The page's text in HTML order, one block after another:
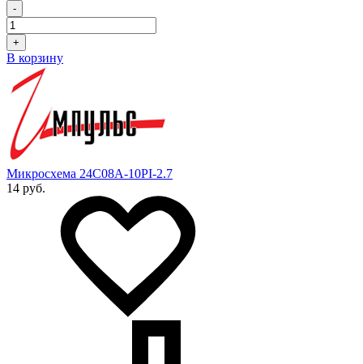
-
+
В корзину
Микросхема 24C08A-10PI-2.7
14 руб.